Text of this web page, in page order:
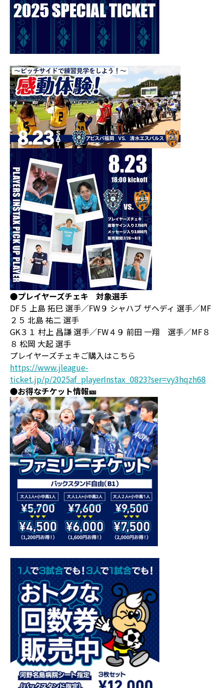
●プレイヤーズチェキ 対象選手
DF５ 上島 拓巳 選手／FW９ シャハブ ザヘディ 選手／MF
２５ 北島 祐二 選手
GK３１ 村上 昌謙 選手／FW４９ 前田 一翔 選手／MF８
８ 松岡 大起 選手
プレイヤーズチェキご購入はこちら
https://www.jleague-
ticket.jp/p/2025af_playerInstax_0823?ser=vy3hqzh68
●お得なチケット情報🎫